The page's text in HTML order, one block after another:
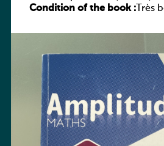
luxembourgeoise
Condition of the book :Très